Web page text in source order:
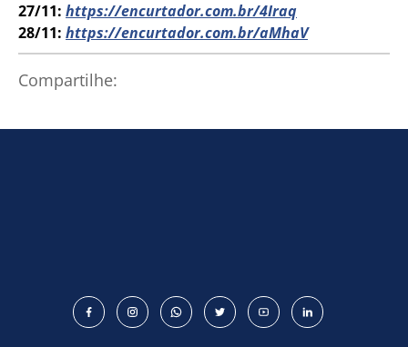
Como utilizar
27/11: https://encurtador.com.br/4Iraq
28/11: https://encurtador.com.br/aMhaV
Compartilhe: